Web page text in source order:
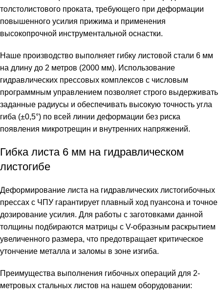
толстолистового проката, требующего при деформации
повышенного усилия прижима и применения
высокопрочной инструментальной оснастки.
Наше производство выполняет гибку листовой стали 6 мм
на длину до 2 метров (2000 мм). Использование
гидравлических прессовых комплексов с числовым
программным управлением позволяет строго выдерживать
заданные радиусы и обеспечивать высокую точность угла
гиба (±0,5°) по всей линии деформации без риска
появления микротрещин и внутренних напряжений.
Гибка листа 6 мм на гидравлическом
листогибе
Деформирование листа на гидравлических листогибочных
прессах с ЧПУ гарантирует плавный ход пуансона и точное
дозирование усилия. Для работы с заготовками данной
толщины подбираются матрицы с V-образным раскрытием
увеличенного размера, что предотвращает критическое
утончение металла и заломы в зоне изгиба.
Преимущества выполнения гибочных операций для 2-
метровых стальных листов на нашем оборудовании: